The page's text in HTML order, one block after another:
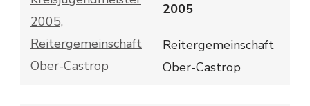
2005
Reitergemeinschaft
Ober-Castrop